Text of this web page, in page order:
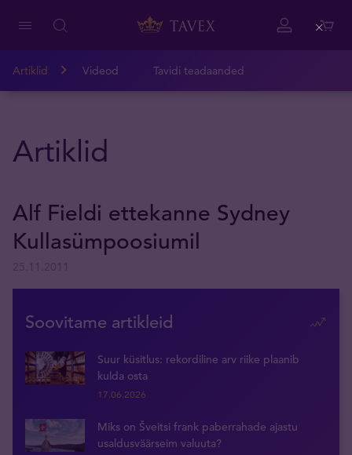
Artiklid Videod Tavidi teadaanded
Artiklid
Alf Fieldi ettekanne Sydney
Kullasümpoosiumil
Soovitame artikleid
Suur küsitlus: rekordiline arv riike plaanib
kulda osta
17.06.2026
Miks on Šveitsi frank paberrahade ajastu
usaldusväärseim valuuta?
Close